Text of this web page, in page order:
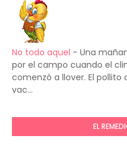
No todo aquel - Una
por el campo cuando el
comenzó a llover. El
vac...
EL